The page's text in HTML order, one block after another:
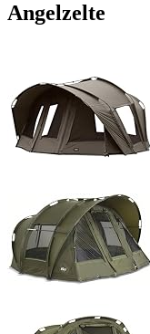
Angelzelte